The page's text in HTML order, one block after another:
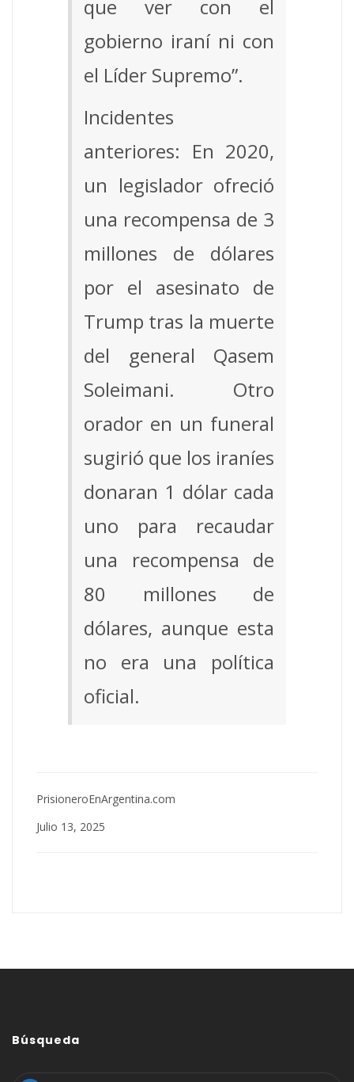
que ver con el
gobierno iraní ni con
el Líder Supremo”.
Incidentes
anteriores: En 2020,
un legislador ofreció
una recompensa de 3
millones de dólares
por el asesinato de
Trump tras la muerte
del general Qasem
Soleimani. Otro
orador en un funeral
sugirió que los iraníes
donaran 1 dólar cada
uno para recaudar
una recompensa de
80 millones de
dólares, aunque esta
no era una política
oficial.
PrisioneroEnArgentina.com
Julio 13, 2025
Búsqueda